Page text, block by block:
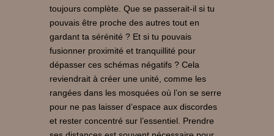
toujours complète. Que se passerait-il si tu
pouvais être proche des autres tout en
gardant ta sérénité ? Et si tu pouvais
fusionner proximité et tranquillité pour
dépasser ces schémas négatifs ? Cela
reviendrait à créer une unité, comme les
rangées dans les mosquées où l’on se serre
pour ne pas laisser d’espace aux discordes
et rester concentré sur l’essentiel. Prendre